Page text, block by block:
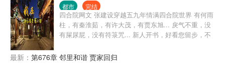
都市 完结
四合院网文 张建设穿越五九年情满四合院世界 有何雨
柱，有秦淮茹，有许大茂，有贾东旭... 戾气不重，没
有屎尿屁，没有符箓咒... 新人开书，好看您留步，不
最新： 第676章 邻里和谐 贾家回归